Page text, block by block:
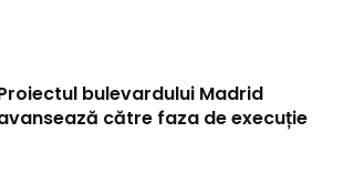
bulevardului Madrid
către faza de execuție